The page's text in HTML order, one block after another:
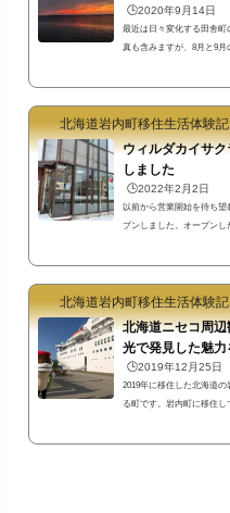
🕒️2020年9月14日
最近は日々変化する田舎
真も含みますが、8月と9月
のある岩内港新港東埠頭で
雲の迫力がすごかった景
でき...
北海道岩内町移住生活体験記
ウィルダカイサ
しました
🕒️2022年2月2日
以前から営業開始を待ち
プンしました。オープンし
の場所は入口ではありませ
す。駐車場もありますよ
平...
北海道岩内町移住生活体験記
北海道ニセコ周
光で発見した魅
🕒️2019年12月25日
2019年に移住した北海道
る町です。岩内町に移住